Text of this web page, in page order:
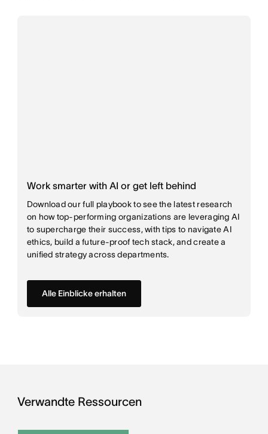
Work smarter with AI or get left behind
Download our full playbook to see the latest research
on how top-performing organizations are leveraging AI
to supercharge their success, with tips to navigate AI
ethics, build a future-proof tech stack, and create a
unified strategy across departments.
Alle Einblicke erhalten
Verwandte Ressourcen